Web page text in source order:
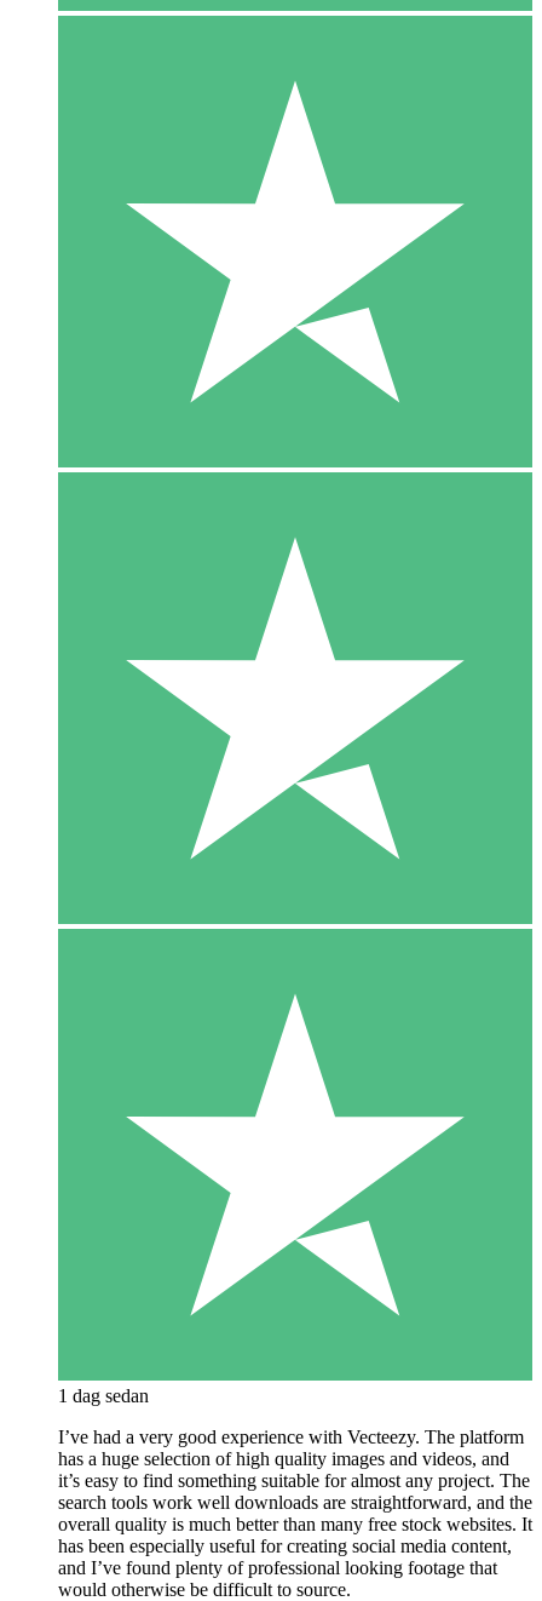
1 dag sedan
I’ve had a very good experience with Vecteezy. The platform
has a huge selection of high quality images and videos, and
it’s easy to find something suitable for almost any project. The
search tools work well downloads are straightforward, and the
overall quality is much better than many free stock websites. It
has been especially useful for creating social media content,
and I’ve found plenty of professional looking footage that
would otherwise be difficult to source.